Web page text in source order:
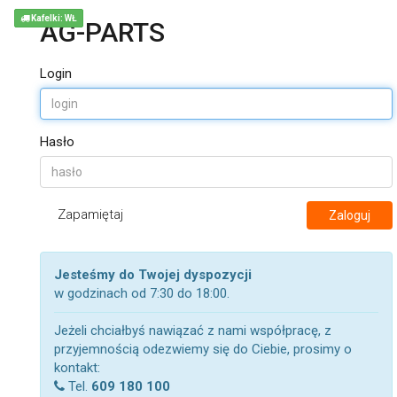
AG-PARTS
Login
Hasło
Zapamiętaj Zaloguj
Jesteśmy do Twojej dyspozycji
w godzinach od 7:30 do 18:00.
Jeżeli chciałbyś nawiązać z nami współpracę, z
przyjemnością odezwiemy się do Ciebie, prosimy o
kontakt:
Tel. 609 180 100
Kafelki: WŁ